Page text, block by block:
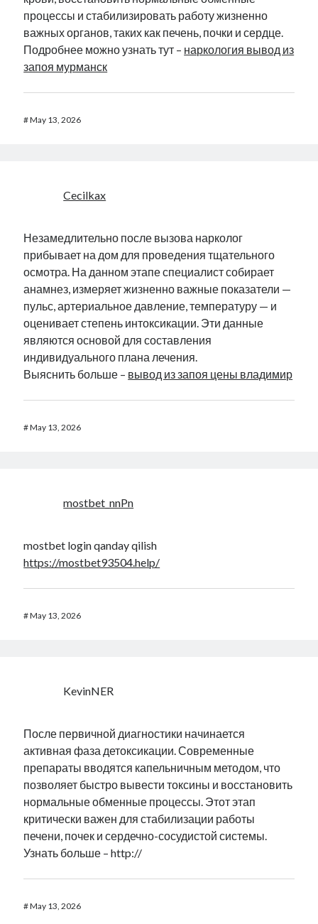
процессы и стабилизировать работу жизненно
важных органов, таких как печень, почки и сердце.
Подробнее можно узнать тут – наркология вывод из
запоя мурманск
#May 13, 2026
Cecilkax
Незамедлительно после вызова нарколог
прибывает на дом для проведения тщательного
осмотра. На данном этапе специалист собирает
анамнез, измеряет жизненно важные показатели —
пульс, артериальное давление, температуру — и
оценивает степень интоксикации. Эти данные
являются основой для составления
индивидуального плана лечения.
Выяснить больше – вывод из запоя цены владимир
#May 13, 2026
mostbet_nnPn
mostbet login qanday qilish
https://mostbet93504.help/
#May 13, 2026
KevinNER
После первичной диагностики начинается
активная фаза детоксикации. Современные
препараты вводятся капельничным методом, что
позволяет быстро вывести токсины и восстановить
нормальные обменные процессы. Этот этап
критически важен для стабилизации работы
печени, почек и сердечно-сосудистой системы.
Узнать больше – http://
#May 13, 2026